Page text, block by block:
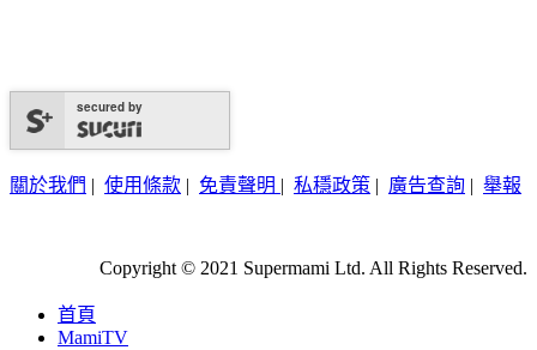
secured by
關於我們 | 使用條款 | 免責聲明 | 私穩政策 | 廣告查詢 | 舉報
Copyright © 2021 Supermami Ltd. All Rights Reserved.
首頁
MamiTV